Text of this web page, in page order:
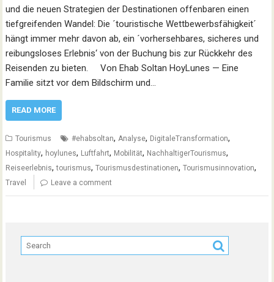
und die neuen Strategien der Destinationen offenbaren einen
tiefgreifenden Wandel: Die ´touristische Wettbewerbsfähigkeit´
hängt immer mehr davon ab, ein ´vorhersehbares, sicheres und
reibungsloses Erlebnis‘ von der Buchung bis zur Rückkehr des
Reisenden zu bieten. Von Ehab Soltan HoyLunes — Eine
Familie sitzt vor dem Bildschirm und…
READ MORE
Tourismus #ehabsoltan, Analyse, DigitaleTransformation,
Hospitality, hoylunes, Luftfahrt, Mobilität, NachhaltigerTourismus,
Reiseerlebnis,tourismus,Tourismusdestinationen,Tourismusinnovation,
Travel Leave a comment